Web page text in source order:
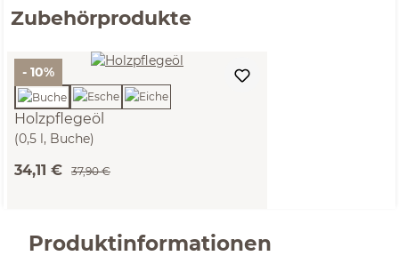
Zubehörprodukte
- 10%
Holzpflegeöl
(0,5 l, Buche)
34,11 € 37,90 €
Produktinformationen